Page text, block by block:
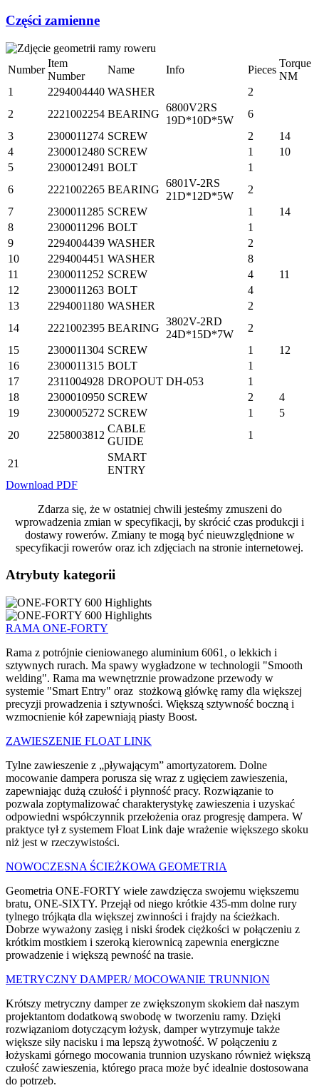
Części zamienne
Number
Item
Number
Name Info Pieces
Torque
NM
1
2294004440 WASHER
2
2
2221002254 BEARING
6800V2RS
19D*10D*5W
6
3
2300011274 SCREW 2
14
4
2300012480 SCREW 1
10
5
2300012491 BOLT
1
6
2221002265 BEARING
6801V-2RS
21D*12D*5W
2
7
2300011285 SCREW 1
14
8
2300011296 BOLT
1
9
2294004439 WASHER
2
10
2294004451 WASHER
8
11
2300011252 SCREW 4
11
12
2300011263 BOLT
4
13
2294001180 WASHER
2
14
2221002395 BEARING
3802V-2RD
24D*15D*7W
2
15
2300011304 SCREW 1
12
16
2300011315 BOLT
1
17
2311004928 DROPOUT DH-053
1
18
2300010950 SCREW 2
4
19
2300005272 SCREW 1
5
20
2258003812
CABLE
GUIDE
1
21
SMART
ENTRY
Download PDF
Zdarza się, że w ostatniej chwili jesteśmy zmuszeni do
wprowadzenia zmian w specyfikacji, by skrócić czas produkcji i
dostawy rowerów. Zmiany te mogą być nieuwzględnione w
specyfikacji rowerów oraz ich zdjęciach na stronie internetowej.
Atrybuty kategorii
RAMA ONE-FORTY
Rama z potrójnie cieniowanego aluminium 6061, o lekkich i
sztywnych rurach. Ma spawy wygładzone w technologii "Smooth
welding". Rama ma wewnętrznie prowadzone przewody w
systemie "Smart Entry" oraz stożkową główkę ramy dla większej
precyzji prowadzenia i sztywności. Większą sztywność boczną i
wzmocnienie kół zapewniają piasty Boost.
ZAWIESZENIE FLOAT LINK
Tylne zawieszenie z „pływającym” amortyzatorem. Dolne
mocowanie dampera porusza się wraz z ugięciem zawieszenia,
zapewniając dużą czułość i płynność pracy. Rozwiązanie to
pozwala zoptymalizować charakterystykę zawieszenia i uzyskać
odpowiedni współczynnik przełożenia oraz progresję dampera. W
praktyce tył z systemem Float Link daje wrażenie większego skoku
niż jest w rzeczywistości.
NOWOCZESNA ŚCIEŻKOWA GEOMETRIA
Geometria ONE-FORTY wiele zawdzięcza swojemu większemu
bratu, ONE-SIXTY. Przejął od niego krótkie 435-mm dolne rury
tylnego trójkąta dla większej zwinności i frajdy na ścieżkach.
Dobrze wyważony zasięg i niski środek ciężkości w połączeniu z
krótkim mostkiem i szeroką kierownicą zapewnia energiczne
prowadzenie i większą pewność na trasie.
METRYCZNY DAMPER/ MOCOWANIE TRUNNION
Krótszy metryczny damper ze zwiększonym skokiem dał naszym
projektantom dodatkową swobodę w tworzeniu ramy. Dzięki
rozwiązaniom dotyczącym łożysk, damper wytrzymuje także
większe siły nacisku i ma lepszą żywotność. W połączeniu z
łożyskami górnego mocowania trunnion uzyskano również większą
czułość zawieszenia, którego praca może być idealnie dostosowana
do potrzeb.